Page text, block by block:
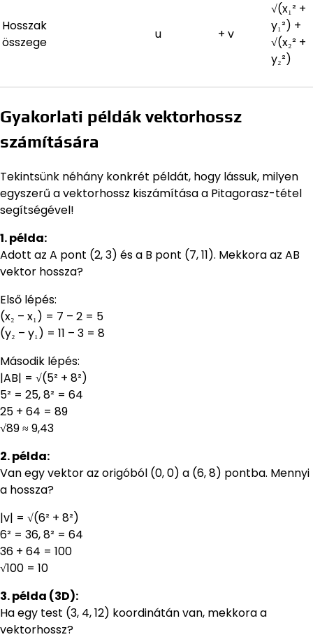
Hosszak
összege
u + v
√(x₁² +
y₁²) +
√(x₂² +
y₂²)
Gyakorlati példák vektorhossz
számítására
Tekintsünk néhány konkrét példát, hogy lássuk, milyen
egyszerű a vektorhossz kiszámítása a Pitagorasz-tétel
segítségével!
1. példa:
Adott az A pont (2, 3) és a B pont (7, 11). Mekkora az AB
vektor hossza?
Első lépés:
(x₂ – x₁) = 7 – 2 = 5
(y₂ – y₁) = 11 – 3 = 8
Második lépés:
|AB| = √(5² + 8²)
5² = 25, 8² = 64
25 + 64 = 89
√89 ≈ 9,43
2. példa:
Van egy vektor az origóból (0, 0) a (6, 8) pontba. Mennyi
a hossza?
|v| = √(6² + 8²)
6² = 36, 8² = 64
36 + 64 = 100
√100 = 10
3. példa (3D):
Ha egy test (3, 4, 12) koordinátán van, mekkora a
vektorhossz?